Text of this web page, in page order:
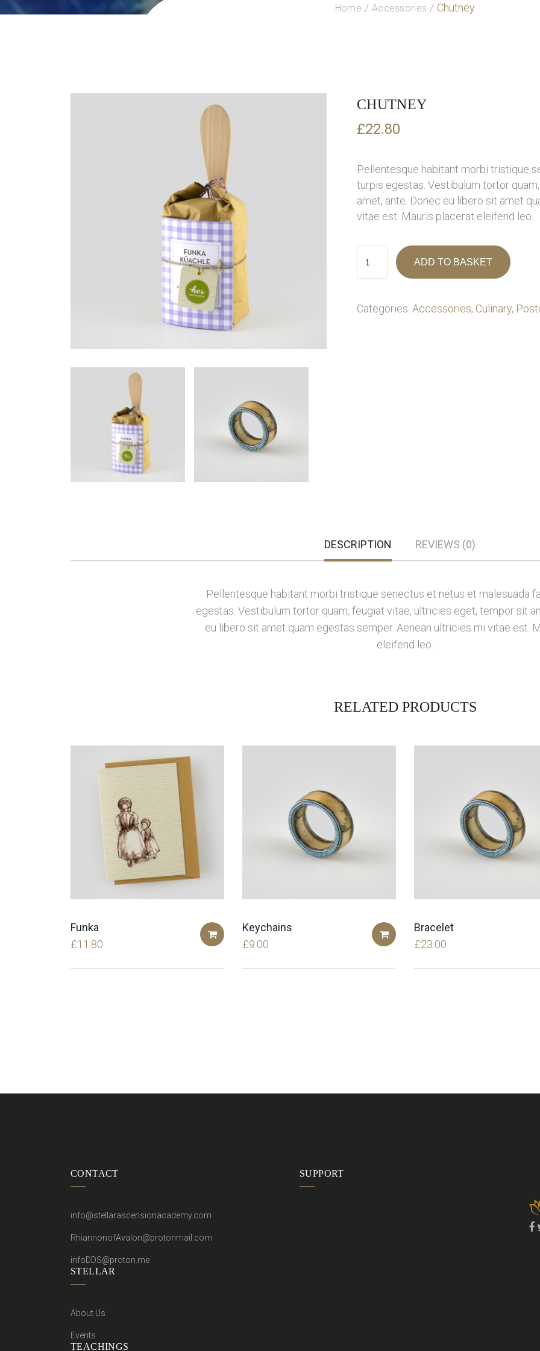
Home Accessories Chutney
CHUTNEY
£22.80
Pellentesque habitant morbi tristique
turpis egestas. Vestibulum tortor
amet, ante. Donec eu libero sit amet
vitae est. Mauris placerat eleifend leo.
ADD TO BASKET
Categories: Accessories, Culinary,
DESCRIPTION REVIEWS (0)
Pellentesque habitant morbi tristique senectus et netus et malesuada
egestas. Vestibulum tortor quam, feugiat vitae, ultricies eget, tempor sit
eu libero sit amet quam egestas semper. Aenean ultricies mi vitae est.
eleifend leo.
RELATED PRODUCTS
Funka
£11.80
Keychains
£9.00
Bracelet
£23.00
CONTACT
info@stellarascensionacademy.com
RhiannonofAvalon@protonmail.com
infoDDS@proton.me
STELLAR
About Us
Events
TEACHINGS
SUPPORT